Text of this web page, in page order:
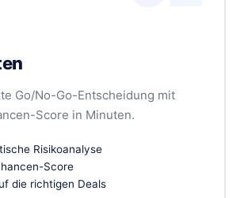
Go/No-Go-Entscheidung mit
Score in Minuten.
Risikoanalyse
Score
die richtigen Deals